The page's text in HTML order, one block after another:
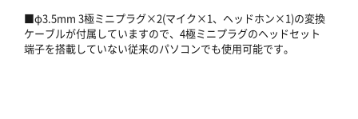
■φ3.5mm 3極ミニプラグ×2(マイク×1、ヘッドホン×1)の変換
ケーブルが付属していますので、4極ミニプラグのヘッドセット
端子を搭載していない従来のパソコンでも使用可能です。